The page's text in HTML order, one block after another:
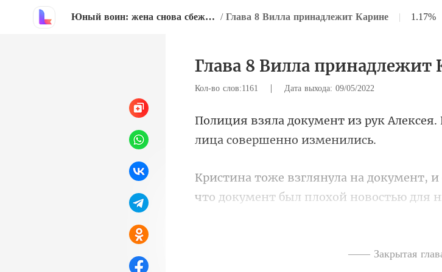
Юный воин: жена снова сбежала / Глава 8 Вилла принадлежит Карине | 1.17%
Глава 8 Вилла принадлежит
Кол-во слов:1161 | Дата выхода: 09/05/2022
что документ был плохой новостью для
ак долго ты
—— Закрытая